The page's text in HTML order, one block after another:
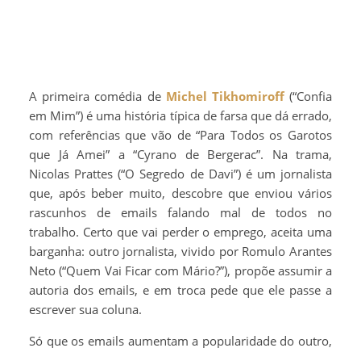
A primeira comédia de Michel Tikhomiroff(“Confia
em Mim”) é uma história típica de farsa que dá errado,
com referências que vão de “Para Todos os Garotos
que Já Amei” a “Cyrano de Bergerac”. Na trama,
Nicolas Prattes (“O Segredo de Davi”) é um jornalista
que, após beber muito, descobre que enviou vários
rascunhos de emails falando mal de todos no
trabalho. Certo que vai perder o emprego, aceita uma
barganha: outro jornalista, vivido por Romulo Arantes
Neto (“Quem Vai Ficar com Mário?”), propõe assumir a
autoria dos emails, e em troca pede que ele passe a
escrever sua coluna.
Só que os emails aumentam a popularidade do outro,